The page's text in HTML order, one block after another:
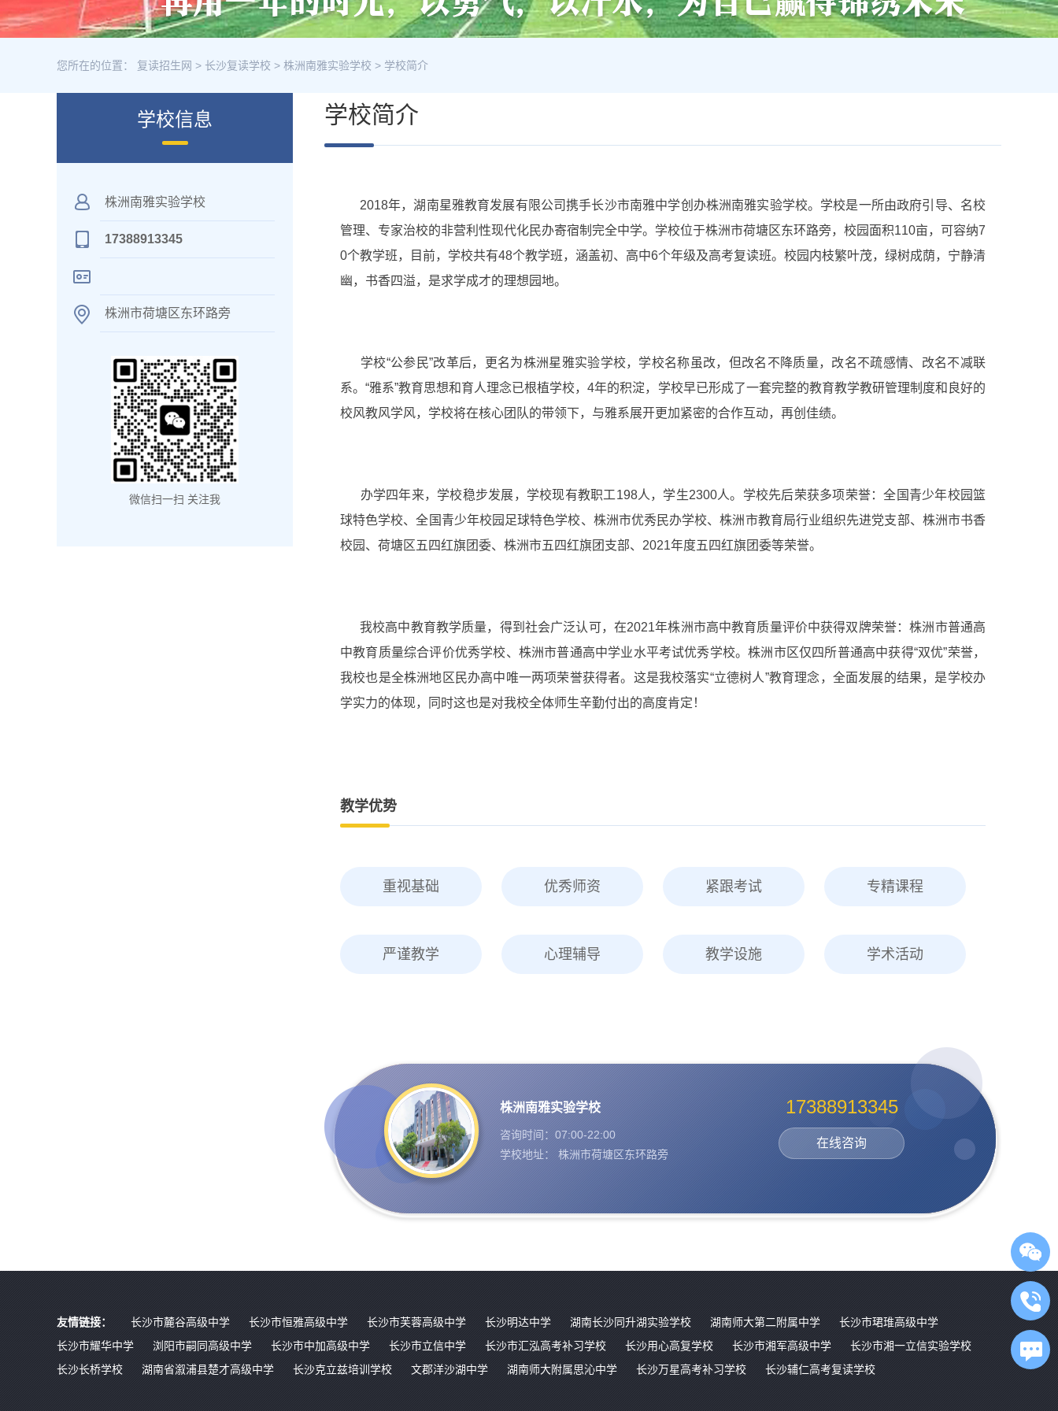
您所在的位置： 复读招生网 > 长沙复读学校 > 株洲南雅实验学校 > 学校简介
学校信息
株洲南雅实验学校
17388913345
株洲市荷塘区东环路旁
微信扫一扫 关注我
学校简介
2018年，湖南星雅教育发展有限公司携手长沙市南雅中学创办株洲南雅实验学校。学校是一所由政府引导、名校
管理、专家治校的非营利性现代化民办寄宿制完全中学。学校位于株洲市荷塘区东环路旁，校园面积110亩，可容纳7
0个教学班，目前，学校共有48个教学班，涵盖初、高中6个年级及高考复读班。校园内枝繁叶茂，绿树成荫，宁静清
幽，书香四溢，是求学成才的理想园地。
学校“公参民”改革后，更名为株洲星雅实验学校，学校名称虽改，但改名不降质量，改名不疏感情、改名不减联
系。“雅系”教育思想和育人理念已根植学校，4年的积淀，学校早已形成了一套完整的教育教学教研管理制度和良好的
校风教风学风，学校将在核心团队的带领下，与雅系展开更加紧密的合作互动，再创佳绩。
办学四年来，学校稳步发展，学校现有教职工198人，学生2300人。学校先后荣获多项荣誉：全国青少年校园篮
球特色学校、全国青少年校园足球特色学校、株洲市优秀民办学校、株洲市教育局行业组织先进党支部、株洲市书香
校园、荷塘区五四红旗团委、株洲市五四红旗团支部、2021年度五四红旗团委等荣誉。
我校高中教育教学质量，得到社会广泛认可，在2021年株洲市高中教育质量评价中获得双牌荣誉：株洲市普通高
中教育质量综合评价优秀学校、株洲市普通高中学业水平考试优秀学校。株洲市区仅四所普通高中获得“双优”荣誉，
我校也是全株洲地区民办高中唯一两项荣誉获得者。这是我校落实“立德树人”教育理念，全面发展的结果，是学校办
学实力的体现，同时这也是对我校全体师生辛勤付出的高度肯定！
教学优势
重视基础 优秀师资 紧跟考试 专精课程
严谨教学 心理辅导 教学设施 学术活动
株洲南雅实验学校
咨询时间：07:00-22:00
学校地址： 株洲市荷塘区东环路旁
17388913345
在线咨询
友情链接： 长沙市麓谷高级中学 长沙市恒雅高级中学 长沙市芙蓉高级中学 长沙明达中学 湖南长沙同升湖实验学校 湖南师大第二附属中学
长沙市珺琟高级中学
长沙市耀华中学
浏阳市嗣同高级中学 长沙市中加高级中学 长沙市立信中学 长沙市汇泓高考补习学校 长沙用心高复学校 长沙市湘军高级中学
长沙市湘一立信实验学校
长沙长桥学校
湖南省溆浦县楚才高级中学 长沙克立兹培训学校 文郡洋沙湖中学 湖南师大附属思沁中学 长沙万星高考补习学校 长沙辅仁高考复读学校